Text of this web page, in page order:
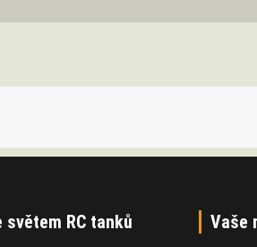
světem RC tanků Vaše